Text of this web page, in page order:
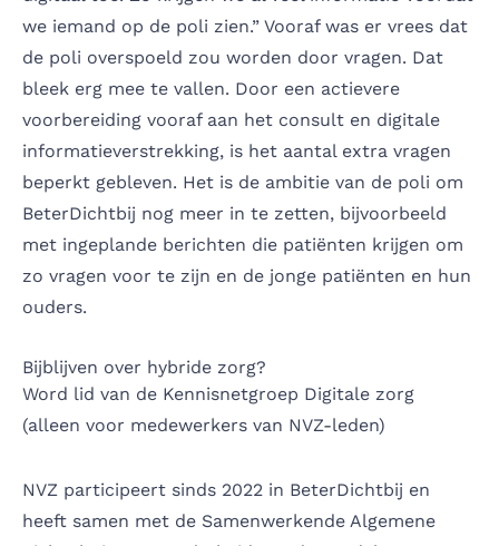
we iemand op de poli zien.” Vooraf was er vrees dat
de poli overspoeld zou worden door vragen. Dat
bleek erg mee te vallen. Door een actievere
voorbereiding vooraf aan het consult en digitale
informatieverstrekking, is het aantal extra vragen
beperkt gebleven. Het is de ambitie van de poli om
BeterDichtbij nog meer in te zetten, bijvoorbeeld
met ingeplande berichten die patiënten krijgen om
zo vragen voor te zijn en de jonge patiënten en hun
ouders.
Bijblijven over hybride zorg?
Word lid van de Kennisnetgroep Digitale zorg
(alleen voor medewerkers van NVZ-leden)
NVZ participeert sinds 2022 in BeterDichtbij en
heeft samen met de Samenwerkende Algemene